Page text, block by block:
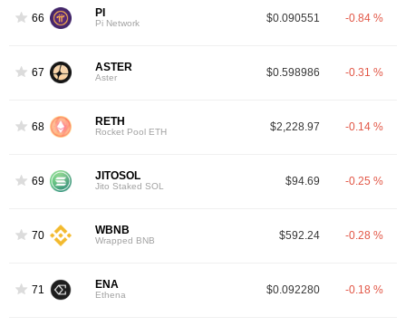
66 PI
Pi Network $0.090551 -0.84 %
67 ASTER
Aster $0.598986 -0.31 %
68 RETH
Rocket Pool ETH $2,228.97 -0.14 %
69 JITOSOL
Jito Staked SOL $94.69 -0.25 %
70 WBNB
Wrapped BNB $592.24 -0.28 %
71 ENA
Ethena $0.092280 -0.18 %